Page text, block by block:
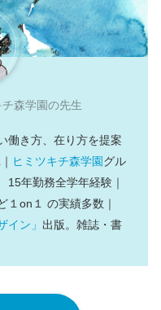
チ森学園の先生
働き方、在り方を提案
ヒミツキチ森学園グル
15年勤務全学年経験｜
１on１ の実績多数｜
イン」 出版。雑誌・書